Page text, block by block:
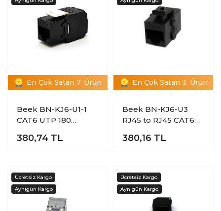
En Çok Satan 7. Ürün
Beek BN-KJ6-U1-1
CAT6 UTP 180
Aletsiz Sonlandırma
380,74 TL
En Çok Satan 3. Ürün
Beek BN-KJ6-U3
RJ45 to RJ45 CAT6A
Coupler
380,16 TL